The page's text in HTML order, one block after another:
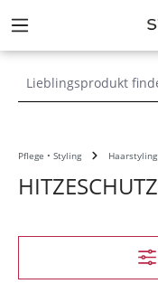
springen
Pflege • Styling Haarstyling
HITZESCHUTZ